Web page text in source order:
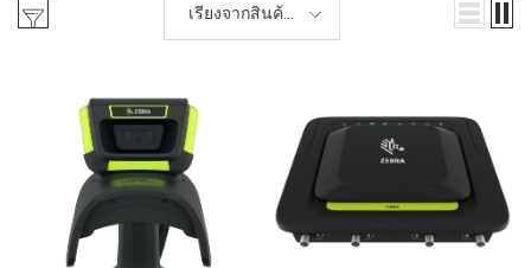
เรียงจากสินค้า
ใหม่-เก่า